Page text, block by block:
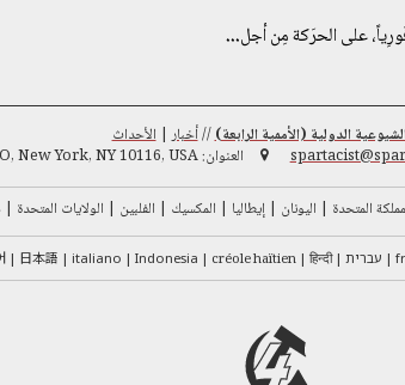
على الحرَكة مِن أجل...
الدولية (الأممية الرابعة)//أخبار|الأحداث
العنوان:New York, NY 10116, USA
المتحدة اليونان إيطاليا المكسيك الفلبين الولايات المتحدة
עברית हिन्दी
créole haïtien
Indonesia
italiano
日本語